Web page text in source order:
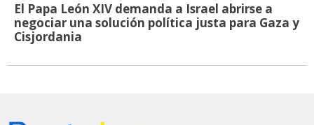
El Papa León XIV demanda a Israel abrirse a
negociar una solución política justa para Gaza y
Cisjordania